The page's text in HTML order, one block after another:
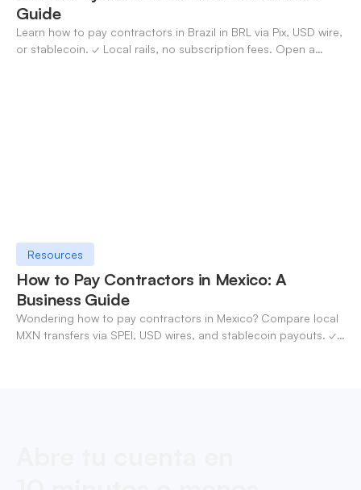
Guide
Learn how to pay contractors in Brazil in BRL via Pix, USD wire,
or stablecoin. ✓ Local rails, no subscription fees. Open a
Resources
How to Pay Contractors in Mexico: A
Business Guide
Wondering how to pay contractors in Mexico? Compare local
MXN transfers via SPEI, USD wires, and stablecoin payouts. ✓